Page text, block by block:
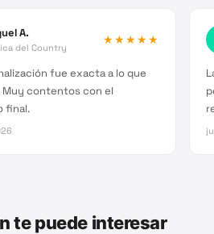
A.
del Country
★★★★★
fue exacta a lo que
Muy contentos con el
final.
te puede interesar